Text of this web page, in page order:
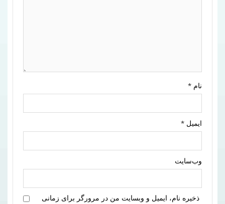
نام *
ایمیل *
وب‌سایت
ذخیره نام، ایمیل و وبسایت من در مرورگر برای زمانی